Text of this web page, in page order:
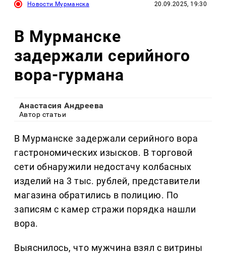
Новости Мурманска 20.09.2025, 19:30
В Мурманске
задержали серийного
вора-гурмана
Анастасия Андреева
Автор статьи
В Мурманске задержали серийного вора
гастрономических изысков. В торговой
сети обнаружили недостачу колбасных
изделий на 3 тыс. рублей, представители
магазина обратились в полицию. По
записям с камер стражи порядка нашли
вора.
Выяснилось, что мужчина взял с витрины